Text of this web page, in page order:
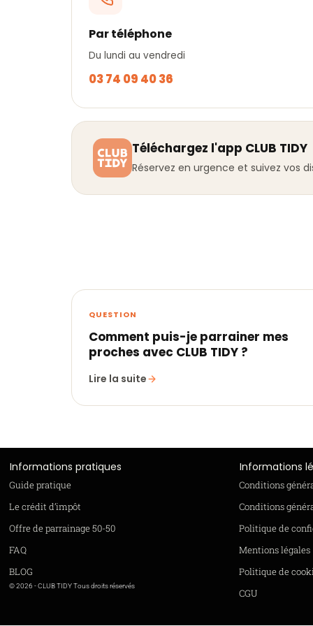
Par téléphone
Du lundi au vendredi
03 74 09 40 36
Téléchargez l'app CLUB TIDY
Réservez en urgence et suivez vos
QUESTION
Comment puis-je parrainer mes
proches avec CLUB TIDY ?
Lire la suite
Informations pratiques
Guide pratique
Le crédit d’impôt
Offre de parrainage 50-50
FAQ
BLOG
© 2026 - CLUB TIDY Tous droits réservés
Informations
Conditions
Conditions
Politique de
Mentions légales
Politique de
CGU